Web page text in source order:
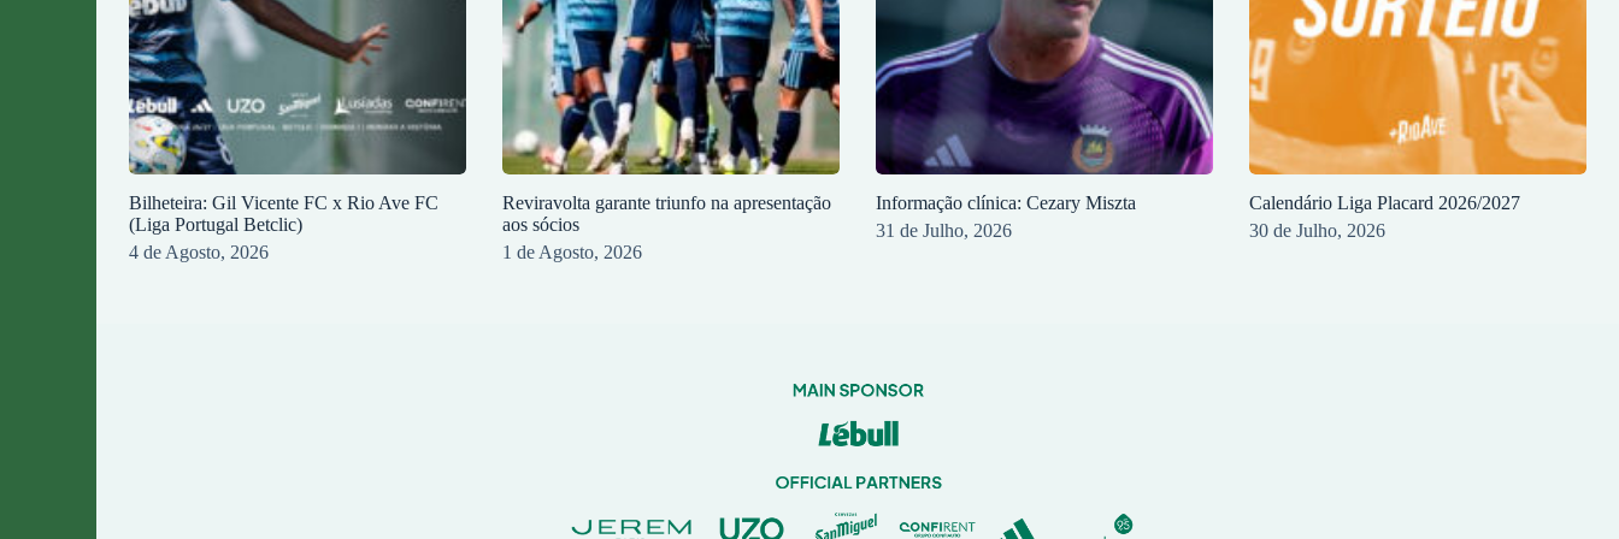
Bilheteira: Gil Vicente FC x Rio Ave FC
(Liga Portugal Betclic)
4 de Agosto, 2026
Reviravolta garante triunfo na apresentação
aos sócios
1 de Agosto, 2026
Informação clínica: Cezary Miszta
31 de Julho, 2026
Calendário Liga Placard 2026/2027
30 de Julho, 2026